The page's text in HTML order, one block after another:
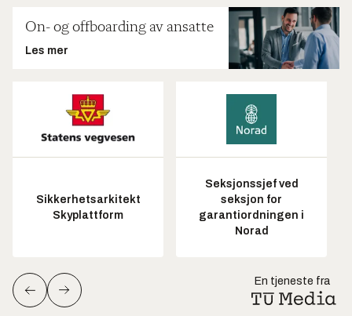
On- og offboarding av ansatte
Les mer
Sikkerhetsarkitekt
Skyplattform
Seksjonssjef ved
seksjon for
garantiordningen i
Norad
En tjeneste fra